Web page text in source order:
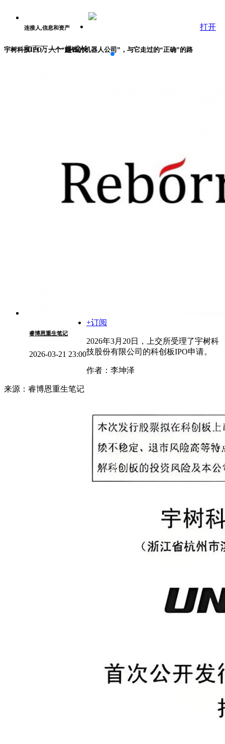
连接人,信息和资产
和百万人一起成长
打开
宇树科技IPO：一个“赚钱的机器人公司”，与它走过的“正确”的路
睿博恩重生笔记
2026-03-21 23:00
+订阅
2026年3月20日，上交所受理了宇树科
技股份有限公司的科创板IPO申请。
作者：李坤泽
来源：睿博恩重生笔记